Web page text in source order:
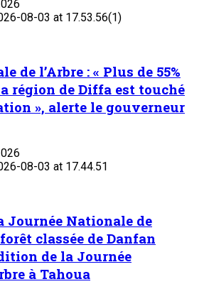
de l’Arbre : « Plus de 55%
région de Diffa est touché
», alerte le gouverneur
Journée Nationale de
classée de Danfan
de la Journée
à Tahoua